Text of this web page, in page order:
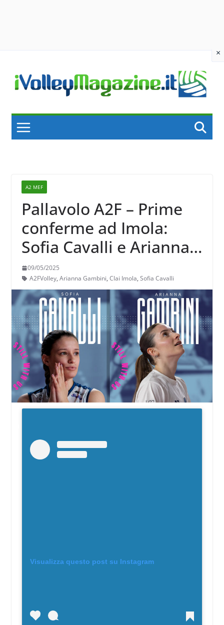
×
content
A2 MEF
Pallavolo A2F – Prime
conferme ad Imola:
Sofia Cavalli e Arianna
Gambini
09/05/2025
A2FVolley, Arianna Gambini, Clai Imola, Sofia Cavalli
Visualizza questo post su Instagram